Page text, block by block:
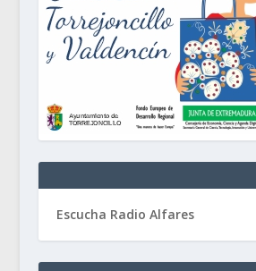
Escucha Radio Alfares